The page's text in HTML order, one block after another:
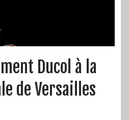
Ducol à la
de Versailles